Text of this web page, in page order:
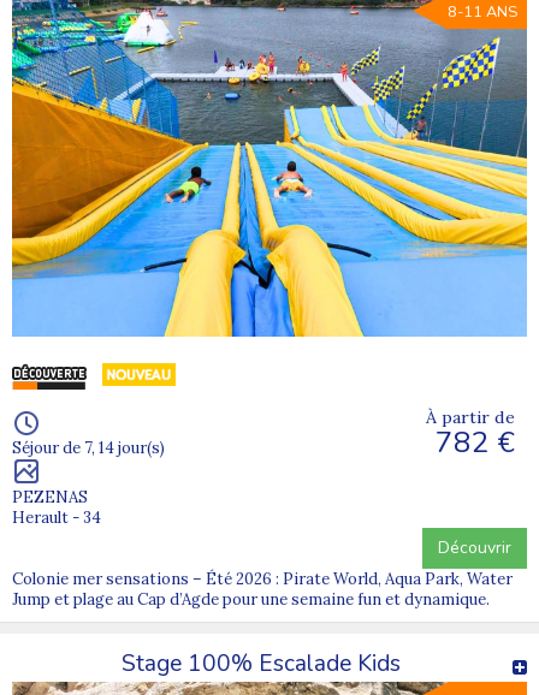
8-11 ANS
Séjour de 7, 14 jour(s)
PEZENAS
Herault - 34
À partir de
782 €
Découvrir
Colonie mer sensations – Été 2026 : Pirate World, Aqua Park, Water
Jump et plage au Cap d’Agde pour une semaine fun et dynamique.
Stage 100% Escalade Kids